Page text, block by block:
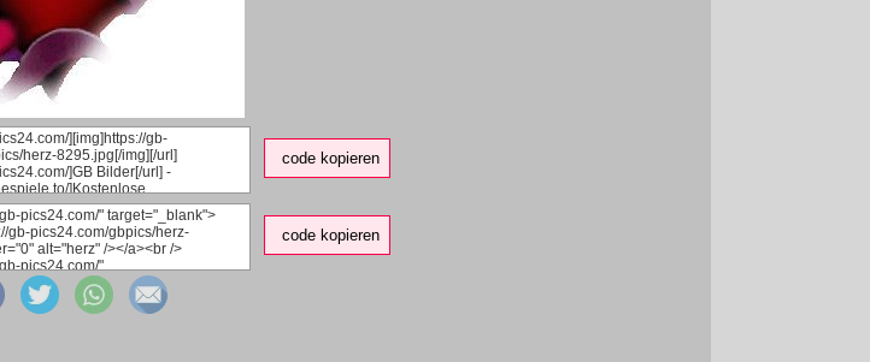
code kopieren
code kopieren